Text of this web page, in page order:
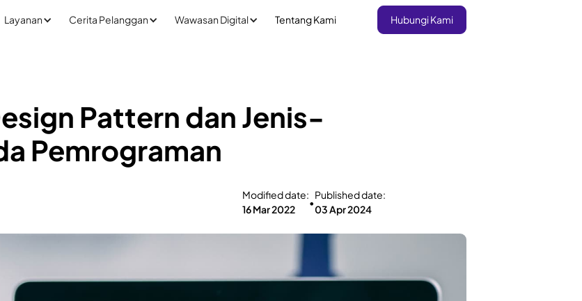
Layanan Cerita Pelanggan Wawasan Digital Tentang Kami Hubungi Kami
Pattern dan Jenis-
Pemrograman
Modified date:
16 Mar 2022
•
Published date:
03 Apr 2024